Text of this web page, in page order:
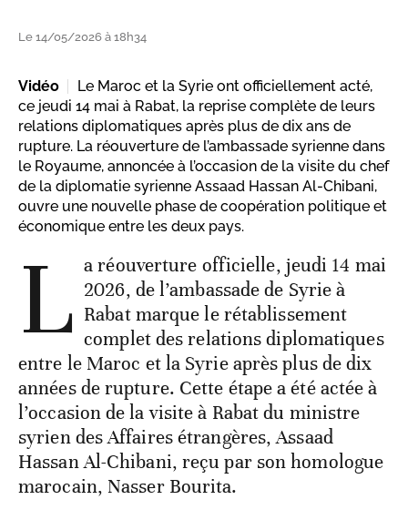
Le 14/05/2026 à 18h34
Vidéo
Le Maroc et la Syrie ont officiellement acté,
ce jeudi 14 mai à Rabat, la reprise complète de leurs
relations diplomatiques après plus de dix ans de
rupture. La réouverture de l’ambassade syrienne dans
le Royaume, annoncée à l’occasion de la visite du chef
de la diplomatie syrienne Assaad Hassan Al-Chibani,
ouvre une nouvelle phase de coopération politique et
économique entre les deux pays.
L a réouverture officielle, jeudi 14 mai
2026, de l’ambassade de Syrie à
Rabat marque le rétablissement
complet des relations diplomatiques
entre le Maroc et la Syrie après plus de dix
années de rupture. Cette étape a été actée à
l’occasion de la visite à Rabat du ministre
syrien des Affaires étrangères, Assaad
Hassan Al-Chibani, reçu par son homologue
marocain, Nasser Bourita.